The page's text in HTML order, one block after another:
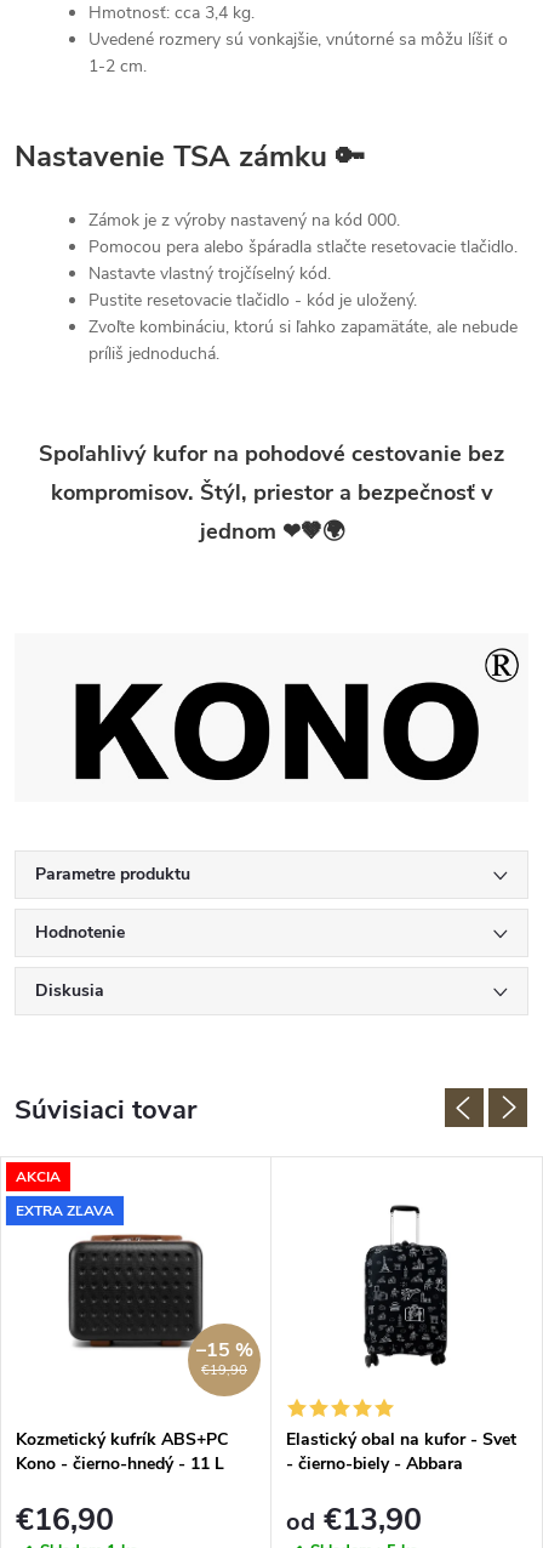
Hmotnosť: cca 3,4 kg.
Uvedené rozmery sú vonkajšie, vnútorné sa môžu líšiť o
1-2 cm.
Nastavenie TSA zámku 🔑
Zámok je z výroby nastavený na kód 000.
Pomocou pera alebo špáradla stlačte resetovacie tlačidlo.
Nastavte vlastný trojčíselný kód.
Pustite resetovacie tlačidlo - kód je uložený.
Zvoľte kombináciu, ktorú si ľahko zapamätáte, ale nebude
príliš jednoduchá.
Spoľahlivý kufor na pohodové cestovanie bez
kompromisov. Štýl, priestor a bezpečnosť v
jednom ❤🤎🌍
Parametre produktu
Hodnotenie
Diskusia
Súvisiaci tovar
AKCIA
EXTRA ZĽAVA
€19,90
–15 %
Kozmetický kufrík ABS+PC
Kono - čierno-hnedý - 11 L
€16,90
Elastický obal na kufor - Svet
- čierno-biely - Abbara
od €13,90